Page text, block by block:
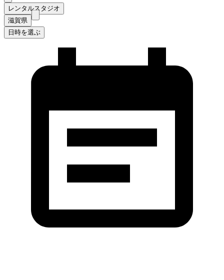
レンタルスタジオ
滋賀県
日時を選ぶ